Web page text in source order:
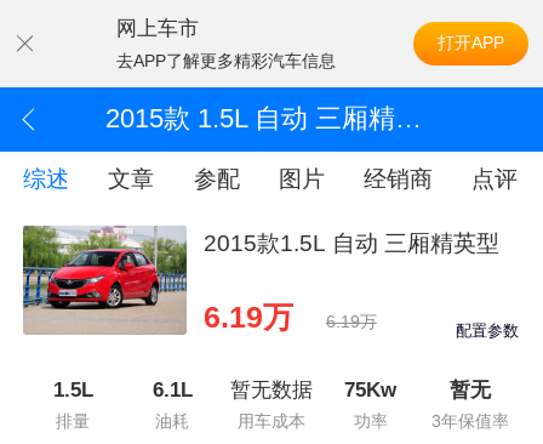
网上车市
去APP了解更多精彩汽车信息
打开APP
2015款 1.5L 自动 三厢精英型
综述 文章 参配 图片 经销商 点评
2015款1.5L 自动 三厢精英型
6.19万 6.19万 配置参数
1.5L
排量
6.1L
油耗
暂无数据
用车成本
75Kw
功率
暂无
3年保值率